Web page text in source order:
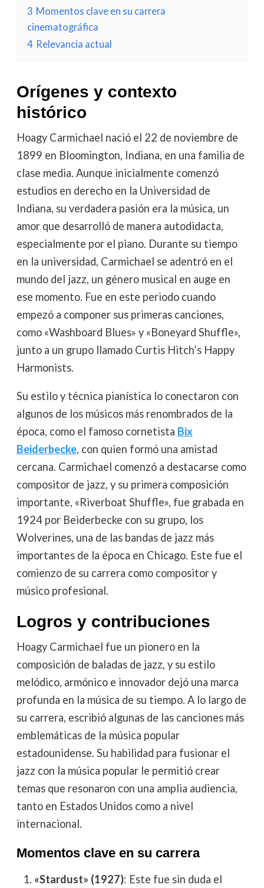
3 Momentos clave en su carrera
cinematográfica
4 Relevancia actual
Orígenes y contexto
histórico
Hoagy Carmichael nació el 22 de noviembre de
1899 en Bloomington, Indiana, en una familia de
clase media. Aunque inicialmente comenzó
estudios en derecho en la Universidad de
Indiana, su verdadera pasión era la música, un
amor que desarrolló de manera autodidacta,
especialmente por el piano. Durante su tiempo
en la universidad, Carmichael se adentró en el
mundo del jazz, un género musical en auge en
ese momento. Fue en este periodo cuando
empezó a componer sus primeras canciones,
como «Washboard Blues» y «Boneyard Shuffle»,
junto a un grupo llamado Curtis Hitch’s Happy
Harmonists.
Su estilo y técnica pianística lo conectaron con
algunos de los músicos más renombrados de la
época, como el famoso cornetista Bix
Beiderbecke, con quien formó una amistad
cercana. Carmichael comenzó a destacarse como
compositor de jazz, y su primera composición
importante, «Riverboat Shuffle», fue grabada en
1924 por Beiderbecke con su grupo, los
Wolverines, una de las bandas de jazz más
importantes de la época en Chicago. Este fue el
comienzo de su carrera como compositor y
músico profesional.
Logros y contribuciones
Hoagy Carmichael fue un pionero en la
composición de baladas de jazz, y su estilo
melódico, armónico e innovador dejó una marca
profunda en la música de su tiempo. A lo largo de
su carrera, escribió algunas de las canciones más
emblemáticas de la música popular
estadounidense. Su habilidad para fusionar el
jazz con la música popular le permitió crear
temas que resonaron con una amplia audiencia,
tanto en Estados Unidos como a nivel
internacional.
Momentos clave en su carrera
«Stardust» (1927): Este fue sin duda el